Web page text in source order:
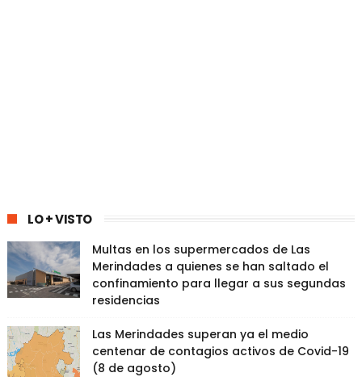
LO + VISTO
Multas en los supermercados de Las
Merindades a quienes se han saltado el
confinamiento para llegar a sus segundas
residencias
Las Merindades superan ya el medio
centenar de contagios activos de Covid-19
(8 de agosto)